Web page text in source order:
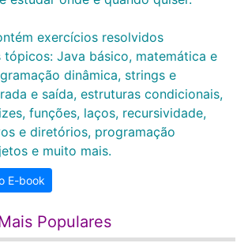
exercícios resolvidos
tópicos: Java básico, matemática e
dinâmica, strings e
e saída, estruturas condicionais,
funções, laços, recursividade,
e diretórios, programação
e muito mais.
E-book
Populares